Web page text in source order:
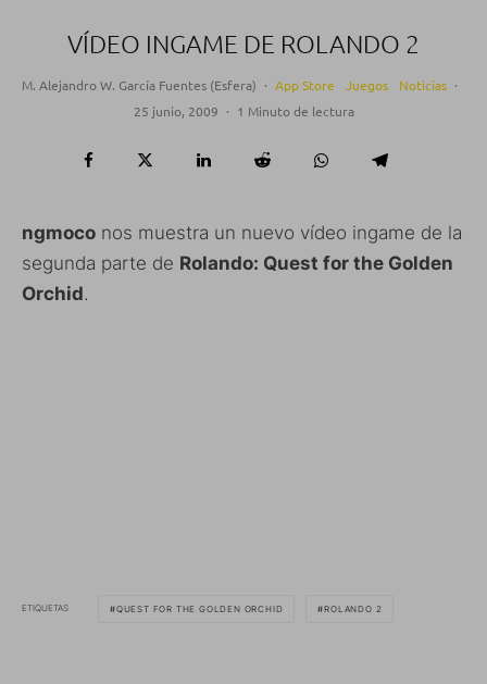
VÍDEO INGAME DE ROLANDO 2
M. Alejandro W. García Fuentes (Esfera) · App Store Juegos Noticias ·
25 junio, 2009 · 1 Minuto de lectura
ngmoco nos muestra un nuevo vídeo ingame de la
segunda parte de Rolando: Quest for the Golden
Orchid.
ETIQUETAS QUEST FOR THE GOLDEN ORCHID ROLANDO 2